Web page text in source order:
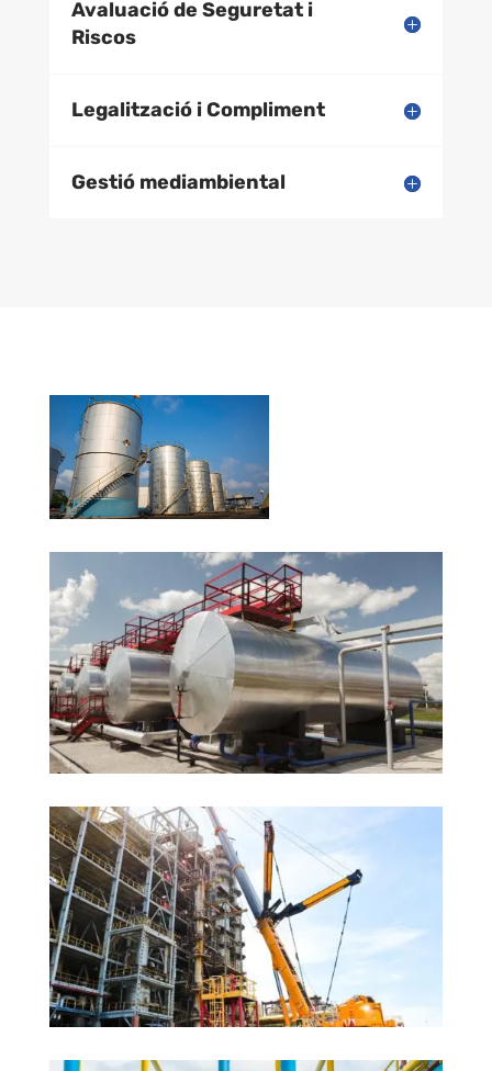
Avaluació de Seguretat i
Riscos
Legalització i Compliment
Gestió mediambiental